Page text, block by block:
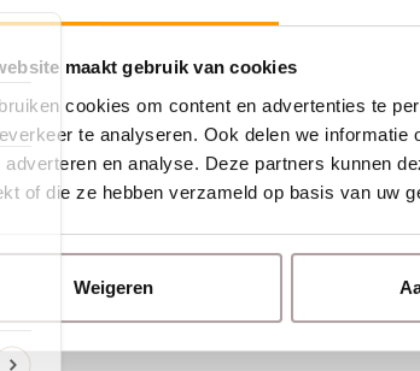
maakt gebruik van cookies
cookies om content en advertenties te
te analyseren. Ook delen we
adverteren en analyse. Deze partners kunnen
of die ze hebben verzameld op basis van uw
Weigeren
lijn verzendetiketten voor professioneel
onderweg zijn, vaker worden verwerkt
aandacht voor